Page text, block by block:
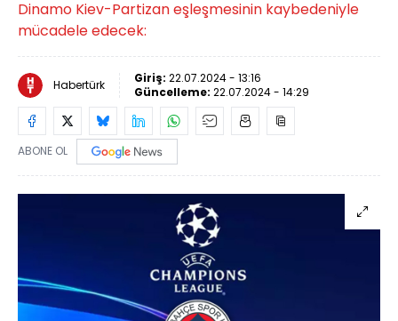
Dinamo Kiev-Partizan eşleşmesinin kaybedeniyle
mücadele edecek:
Habertürk Giriş: 22.07.2024 - 13:16
Güncelleme: 22.07.2024 - 14:29
ABONE OL